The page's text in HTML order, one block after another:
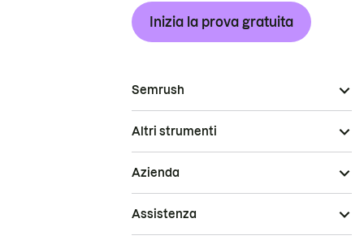
Inizia la prova gratuita
Semrush
Altri strumenti
Azienda
Assistenza